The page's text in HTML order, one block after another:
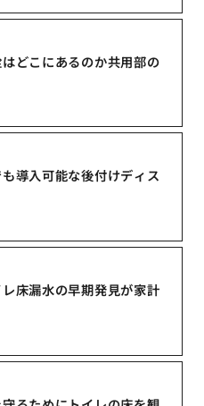
どこにあるのか共用部の
導入可能な後付けディス
床漏水の早期発見が家計